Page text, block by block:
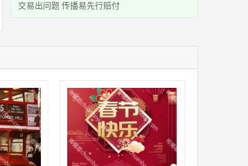
交易出问题 传播易先行赔付